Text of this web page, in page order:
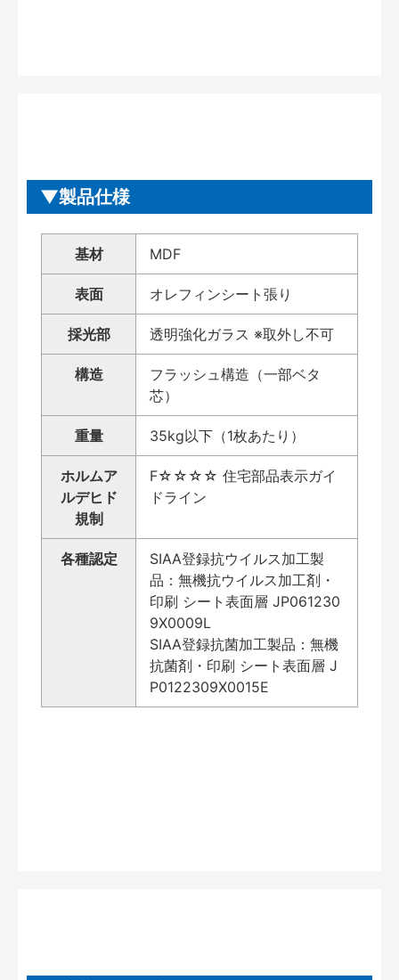
製品仕様
基材 MDF
表面 オレフィンシート張り
採光部 透明強化ガラス ※取外し不可
構造
フラッシュ構造（一部ベタ
芯）
重量 35kg以下（1枚あたり）
ホルムア
ルデヒド
規制
F☆☆☆☆ 住宅部品表示ガイ
ドライン
各種認定
SIAA登録抗ウイルス加工製
品：無機抗ウイルス加工剤・
印刷 シート表面層 JP061230
9X0009L
SIAA登録抗菌加工製品：無機
抗菌剤・印刷 シート表面層 J
P0122309X0015E